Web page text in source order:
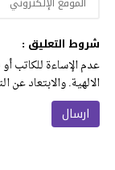
شروط التعليق :
عدم الإساءة للكاتب
الالهية. والابتعاد